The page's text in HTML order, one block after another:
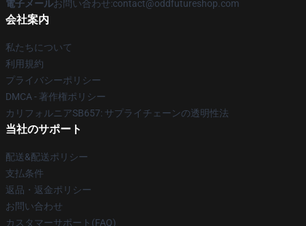
電子メールお問い合わせ:contact@oddfutureshop.com
会社案内
私たちについて
利用規約
プライバシーポリシー
DMCA - 著作権ポリシー
カリフォルニアSB657: サプライチェーンの透明性法
当社のサポート
配送&配送ポリシー
支払条件
返品・返金ポリシー
お問い合わせ
カスタマーサポート(FAQ)